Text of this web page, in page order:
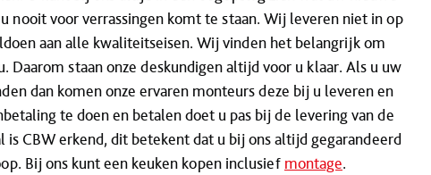
nooit voor verrassingen komt te staan. Wij leveren niet in op
aan alle kwaliteitseisen. Wij vinden het belangrijk om
Daarom staan onze deskundigen altijd voor u klaar. Als u uw
dan komen onze ervaren monteurs deze bij u leveren en
te doen en betalen doet u pas bij de levering van de
is CBW erkend, dit betekent dat u bij ons altijd gegarandeerd
Bij ons kunt een keuken kopen inclusief montage.